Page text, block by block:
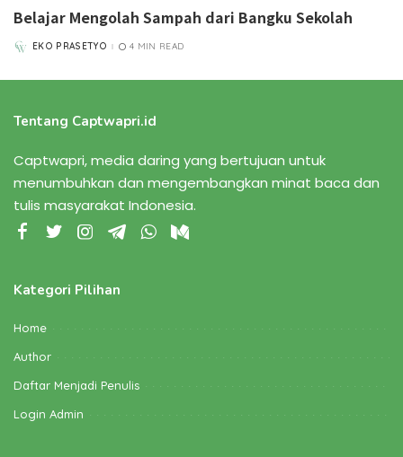
Belajar Mengolah Sampah dari Bangku Sekolah
POSTEDEKO PRASETYO 4 MIN READ
Tentang Captwapri.id
Captwapri, media daring yang bertujuan untuk
menumbuhkan dan mengembangkan minat baca dan
tulis masyarakat Indonesia.
Kategori Pilihan
Home
Author
Daftar Menjadi Penulis
Login Admin